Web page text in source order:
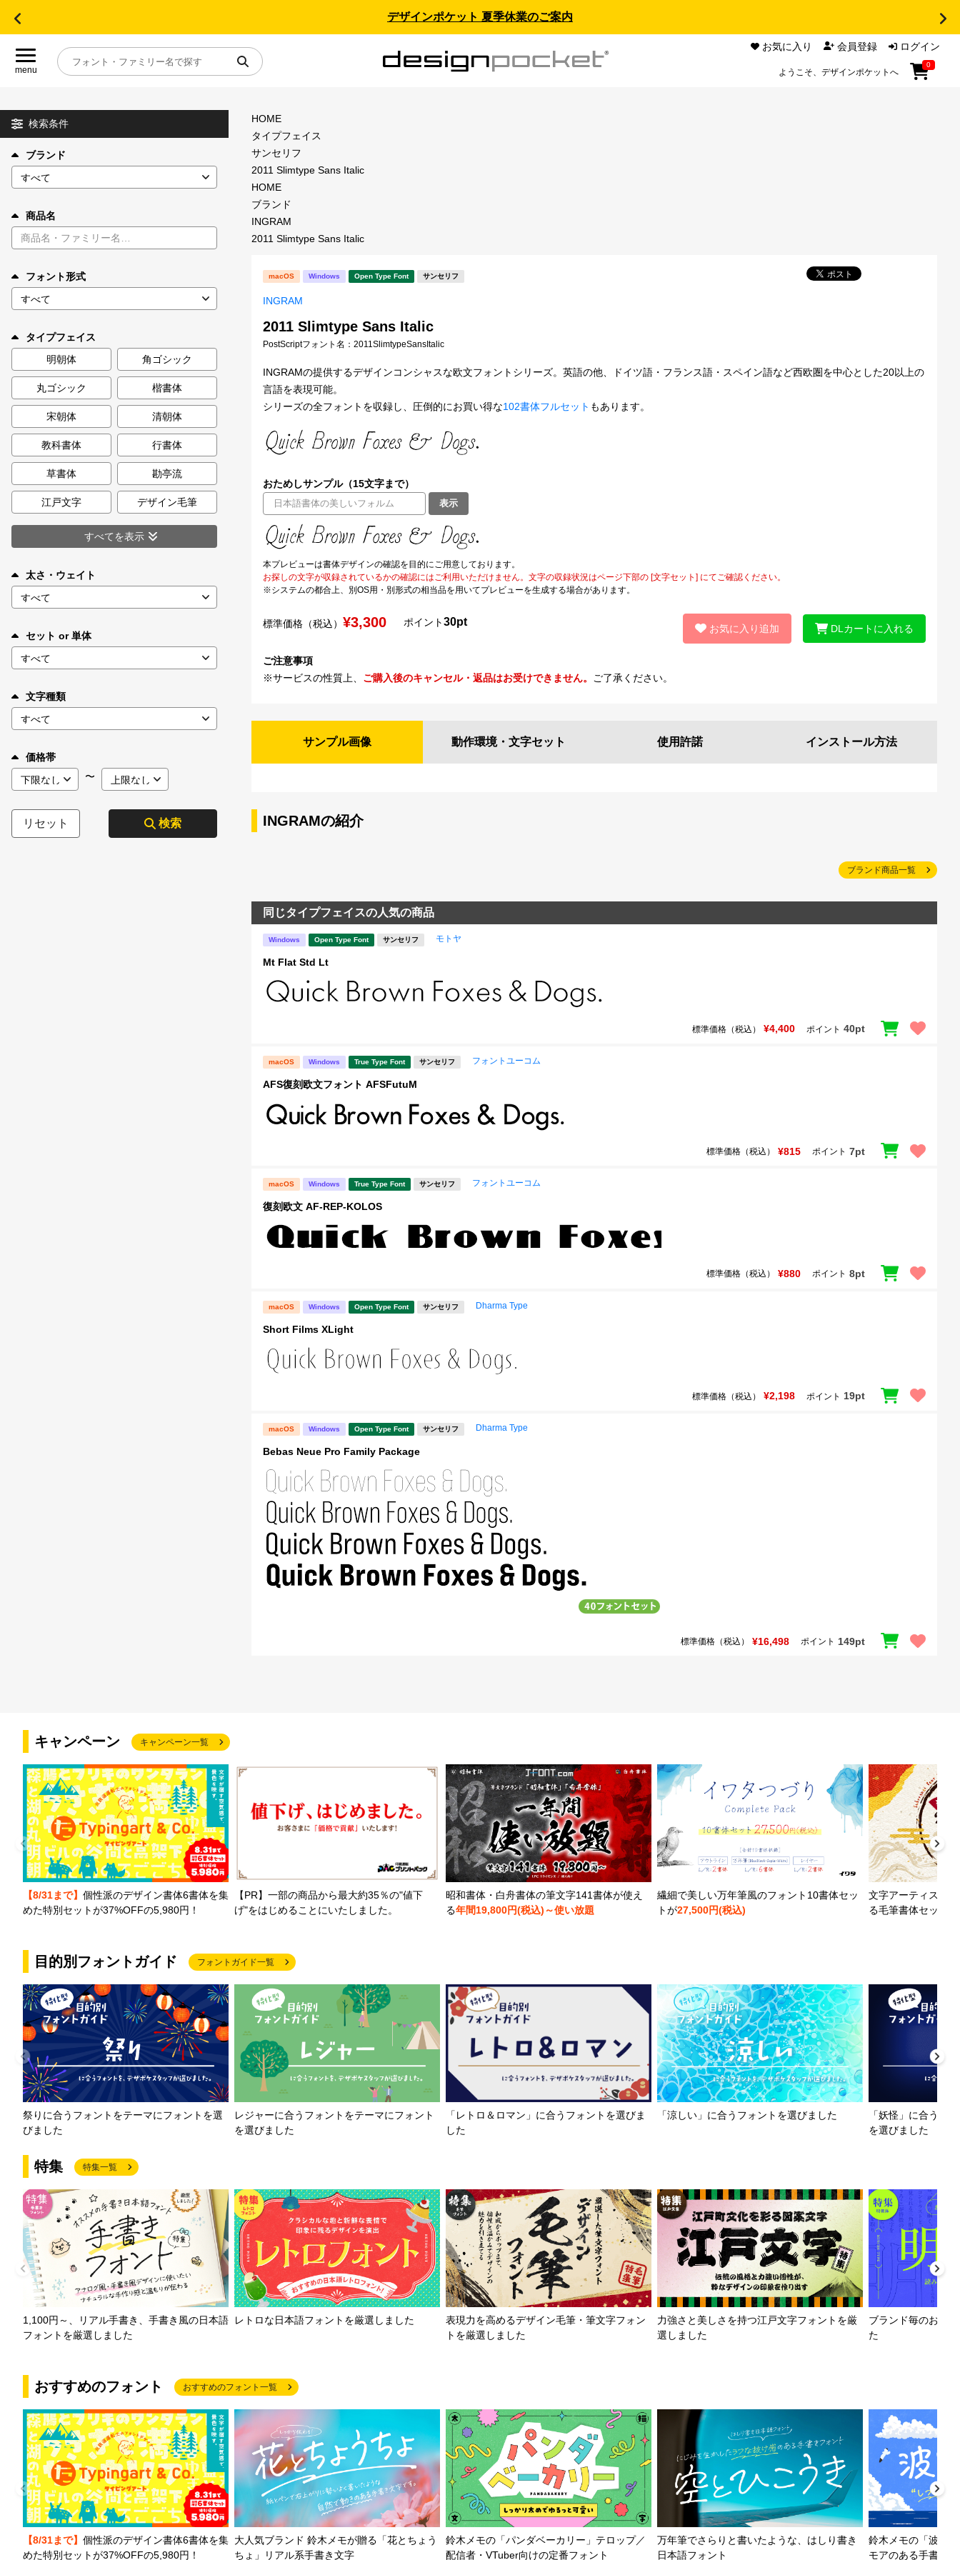
デザインポケット 夏季休業のご案内
menu
お気に入り 会員登録 ログイン
ようこそ、デザインポケットへ
0
目的別フォントガイド
特集
年間ライセンス商品
キャンペーン一覧
カート 0
マイページ
お気に入り
ご利用ガイド
お問い合わせ
検索条件
ブランド
商品名
フォント形式
タイプフェイス
明朝体
角ゴシック
丸ゴシック 楷書体
宋朝体 清朝体
教科書体 行書体
草書体 勘亭流
江戸文字 デザイン毛筆
すべてを表示
太さ・ウェイト
セット or 単体
文字種類
価格帯
〜
リセット 検索
HOME
タイプフェイス
サンセリフ
2011 Slimtype Sans Italic
HOME
ブランド
INGRAM
2011 Slimtype Sans Italic
macOS Windows Open Type Font サンセリフ
INGRAM
2011 Slimtype Sans Italic
PostScriptフォント名： 2011SlimtypeSansItalic
INGRAMの提供するデザインコンシャスな欧文フォントシリーズ。英語の他、ドイツ語・フランス語・スペイン語など西欧圏を中心とした20以上の
言語を表現可能。
シリーズの全フォントを収録し、圧倒的にお買い得な102書体フルセット もあります。
おためしサンプル（15文字まで）
表示
本プレビューは書体デザインの確認を目的にご用意しております。
お探しの文字が収録されているかの確認にはご利用いただけません。文字の収録状況はページ下部の [文字セット] にてご確認ください。
※システムの都合上、別OS用・別形式の相当品を用いてプレビューを生成する場合があります。
標準価格（税込） ¥3,300 ポイント30pt
お気に入り追加 DLカートに入れる
ご注意事項
※サービスの性質上、 ご購入後のキャンセル・返品はお受けできません。 ご了承ください。
サンプル画像 動作環境・ 文字セット 使用許諾 インストール方法
INGRAMの紹介
ブランド商品一覧
同じタイプフェイスの人気の商品
Windows Open Type Font サンセリフ モトヤ
Mt Flat Std Lt
標準価格（税込） ¥4,400 ポイント 40pt
macOS Windows True Type Font サンセリフ フォントユーコム
AFS復刻欧文フォント AFSFutuM
標準価格（税込） ¥815 ポイント 7pt
macOS Windows True Type Font サンセリフ フォントユーコム
復刻欧文 AF-REP-KOLOS
標準価格（税込） ¥880 ポイント 8pt
macOS Windows Open Type Font サンセリフ Dharma Type
Short Films XLight
標準価格（税込） ¥2,198 ポイント 19pt
macOS Windows Open Type Font サンセリフ Dharma Type
Bebas Neue Pro Family Package
標準価格（税込） ¥16,498 ポイント 149pt
キャンペーン キャンペーン一覧
【8/31まで】 個性派のデザイン書体6書体を集
めた特別セットが37%OFFの5,980円！
【PR】一部の商品から最大約35％の"値下
げ"をはじめることにいたしました。
昭和書体・白舟書体の筆文字141書体が使え
る年間19,800円(税込)～使い放題
繊細で美しい万年筆風のフォント10書体セッ
トが27,500円(税込)
文字アーティスト
る毛筆書体セットが
目的別フォントガイド フォントガイド一覧
祭りに合うフォントをテーマにフォントを選
びました
レジャーに合うフォントをテーマにフォント
を選びました
「レトロ＆ロマン」に合うフォントを選びま
した
「涼しい」に合うフォントを選びました
「妖怪」に合うフ
を選びました
特集 特集一覧
1,100円～、リアル手書き、手書き風の日本語
フォントを厳選しました
レトロな日本語フォントを厳選しました
表現力を高めるデザイン毛筆・筆文字フォン
トを厳選しました
力強さと美しさを持つ江戸文字フォントを厳
選しました
ブランド毎のおす
た
おすすめのフォント おすすめのフォント一覧
【8/31まで】 個性派のデザイン書体6書体を集
めた特別セットが37%OFFの5,980円！
大人気ブランド 鈴木メモが贈る「花とちょう
ちょ」リアル系手書き文字
鈴木メモの「パンダベーカリー」テロップ／
配信者・VTuber向けの定番フォント
万年筆でさらりと書いたような、はしり書き
日本語フォント
鈴木メモの「波と
モアのある手書き